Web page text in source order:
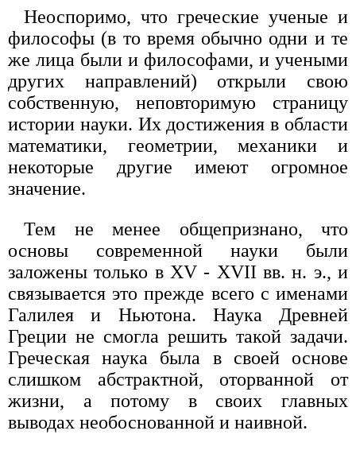
Неоспоримо, что греческие ученые и
философы (в то время обычно одни и те
же лица были и философами, и учеными
других направлений) открыли свою
собственную, неповторимую страницу
истории науки. Их достижения в области
математики, геометрии, механики и
некоторые другие имеют огромное
значение.
Тем не менее общепризнано, что
основы современной науки были
заложены только в XV - XVII вв. н. э., и
связывается это прежде всего с именами
Галилея и Ньютона. Наука Древней
Греции не смогла решить такой задачи.
Греческая наука была в своей основе
слишком абстрактной, оторванной от
жизни, а потому в своих главных
выводах необоснованной и наивной.